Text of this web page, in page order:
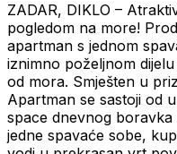
ZADAR, DIKLO –
pogledom na more!
apartman s jednom
iznimno poželjnom
od mora. Smješten u
Apartman se sastoji od
space dnevnog
jedne spavaće sobe,